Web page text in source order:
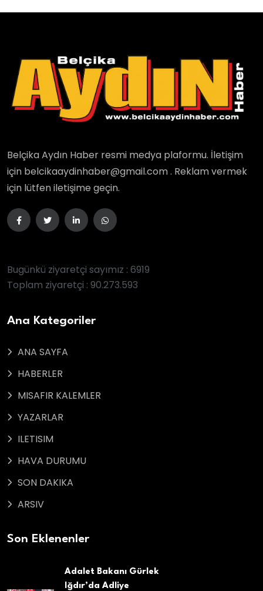
Belçika Aydın Haber resmi medya plaformu. İletişim
için belcikaaydinhaber@gmail.com . Reklam vermek
için lütfen iletişime geçin.
Bugünkü ziyaretçi sayımız : 6919
Toplam ziyaretçi : 90.273.593
Ana Kategoriler
ANA SAYFA
HABERLER
MISAFIR KALEMLER
YAZARLAR
ILETISIM
HAVA DURUMU
SON DAKIKA
ARSIV
Son Eklenenler
Adalet Bakanı Gürlek
Iğdır’da Adliye